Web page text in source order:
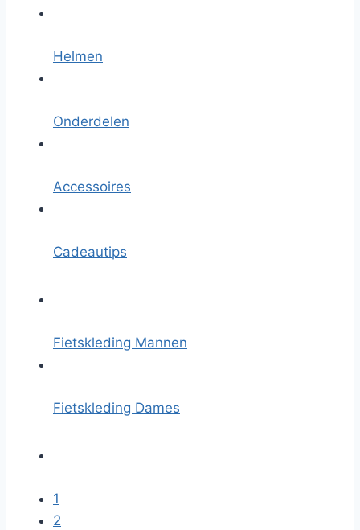
Helmen
Onderdelen
Accessoires
Cadeautips
Fietskleding Mannen
Fietskleding Dames
1
2